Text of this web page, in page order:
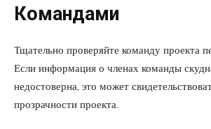
Командами
Тщательно проверяйте команду проекта
Если информация о членах команды
недостоверна, это может
прозрачности проекта.